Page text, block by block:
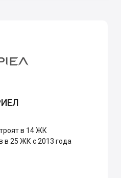
в 14 ЖК
в 25 ЖК с 2013 года